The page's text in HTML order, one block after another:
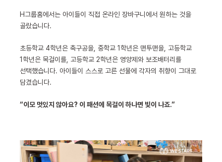
H그룹홈에서는 아이들이 직접 온라인 장바구니에서 원하는 것을
골랐습니다.
초등학교 4학년은 축구공을, 중학교 1학년은 맨투맨을, 고등학교
1학년은 목걸이를, 고등학교 2학년은 영양제와 보조배터리를
선택했습니다. 아이들이 스스로 고른 선물에 각자의 취향이 그대로
담겼습니다.
“이모 멋있지 않아요? 이 패션에 목걸이 하나면 빛이 나죠.”